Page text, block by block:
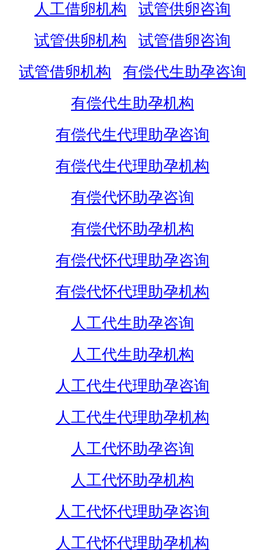
人工借卵机构
试管供卵咨询
试管供卵机构
试管借卵咨询
试管借卵机构
有偿代生助孕咨询
有偿代生助孕机构
有偿代生代理助孕咨询
有偿代生代理助孕机构
有偿代怀助孕咨询
有偿代怀助孕机构
有偿代怀代理助孕咨询
有偿代怀代理助孕机构
人工代生助孕咨询
人工代生助孕机构
人工代生代理助孕咨询
人工代生代理助孕机构
人工代怀助孕咨询
人工代怀助孕机构
人工代怀代理助孕咨询
人工代怀代理助孕机构